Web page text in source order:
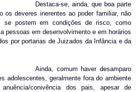
Destaca-se, ainda, que boa parte
os deveres inerentes ao poder familiar, não
se postem em condições de risco, como
pessoas em desenvolvimento e em horários
por portarias de Juizados da Infância e da
Ainda, comum haver desamparo
adolescentes, geralmente fora do ambiente
conivência dos pais, apesar de